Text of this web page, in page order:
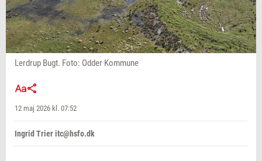
Lerdrup Bugt. Foto: Odder Kommune
12 maj 2026 kl. 07:52
Ingrid Trier itc@hsfo.dk